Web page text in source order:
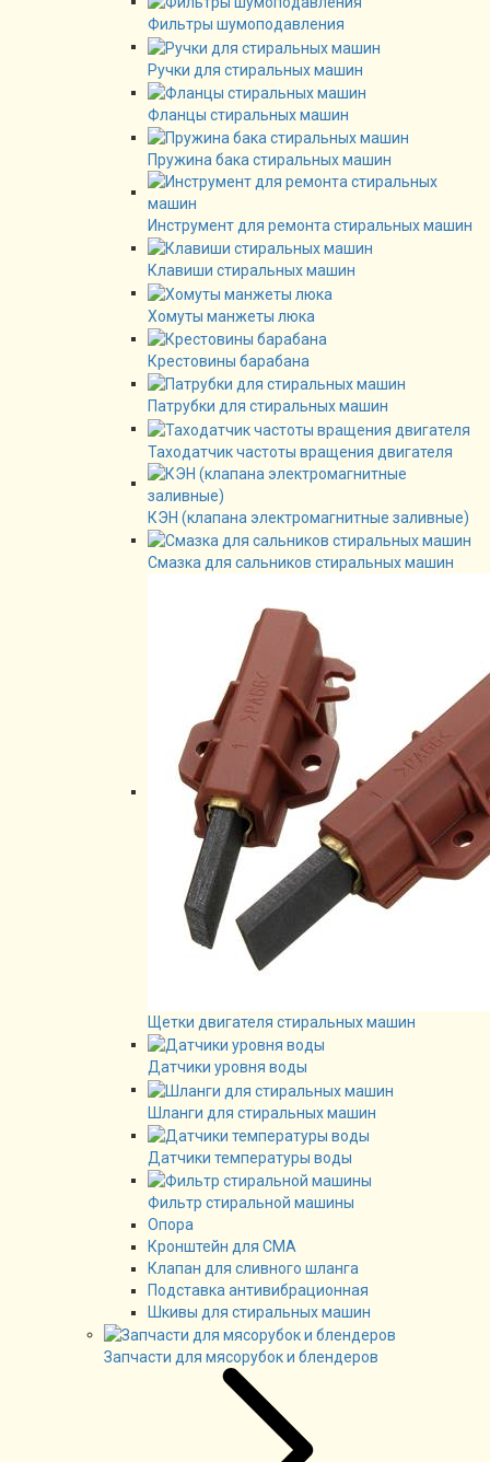
Фильтры шумоподавления
Ручки для стиральных машин
Фланцы стиральных машин
Пружина бака стиральных машин
Инструмент для ремонта стиральных машин
Клавиши стиральных машин
Хомуты манжеты люка
Крестовины барабана
Патрубки для стиральных машин
Таходатчик частоты вращения двигателя
КЭН (клапана электромагнитные заливные)
Смазка для сальников стиральных машин
Щетки двигателя стиральных машин
Датчики уровня воды
Шланги для стиральных машин
Датчики температуры воды
Фильтр стиральной машины
Опора
Кронштейн для СМА
Клапан для сливного шланга
Подставка антивибрационная
Шкивы для стиральных машин
Запчасти для мясорубок и блендеров